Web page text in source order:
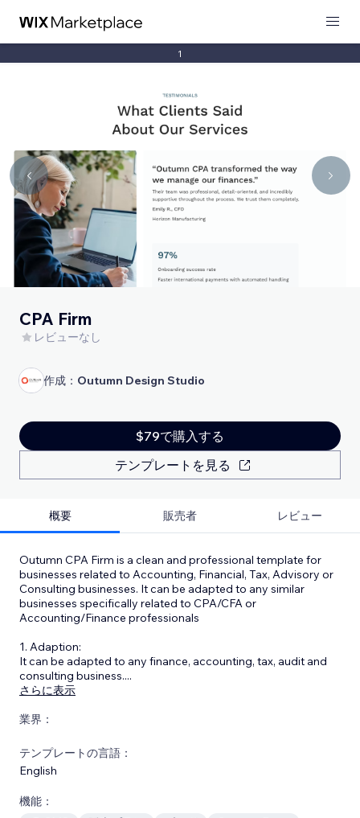
1
CPA Firm
レビューなし
作成： Outumn Design Studio
$79で購入する
テンプレートを見る
概要 販売者 レビュー
Outumn CPA Firm is a clean and professional template for
businesses related to Accounting, Financial, Tax, Advisory or
Consulting businesses. It can be adapted to any similar
businesses specifically related to CPA/CFA or
Accounting/Finance professionals
1. Adaption:
It can be adapted to any finance, accounting, tax, audit and
consulting business....
さらに表示
業界：
テンプレートの言語：
English
機能：